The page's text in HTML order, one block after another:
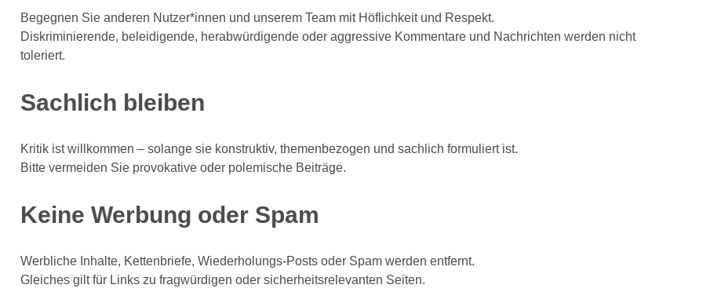
Begegnen Sie anderen Nutzer*innen und unserem Team mit Höflichkeit und Respekt.
Diskriminierende, beleidigende, herabwürdigende oder aggressive Kommentare und Nachrichten werden nicht
toleriert.
Sachlich bleiben
Kritik ist willkommen – solange sie konstruktiv, themenbezogen und sachlich formuliert ist.
Bitte vermeiden Sie provokative oder polemische Beiträge.
Keine Werbung oder Spam
Werbliche Inhalte, Kettenbriefe, Wiederholungs-Posts oder Spam werden entfernt.
Gleiches gilt für Links zu fragwürdigen oder sicherheitsrelevanten Seiten.